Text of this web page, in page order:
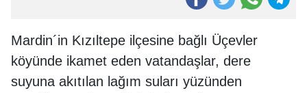
Mardin´in Kızıltepe ilçesine bağlı Üçevler
köyünde ikamet eden vatandaşlar, dere
suyuna akıtılan lağım suları yüzünden